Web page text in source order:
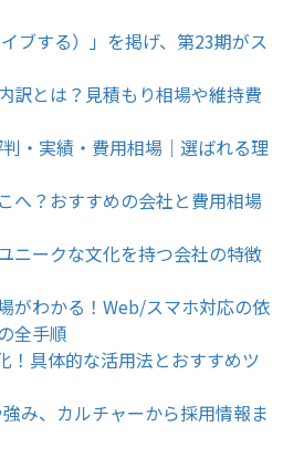
イブする）」を掲げ、第23期がス
訳とは？見積もり相場や維持費
・実績・費用相場｜選ばれる理
へ？おすすめの会社と費用相場
ニークな文化を持つ会社の特徴
がわかる！Web/スマホ対応の依
全手順
！具体的な活用法とおすすめツ
み、カルチャーから採用情報ま